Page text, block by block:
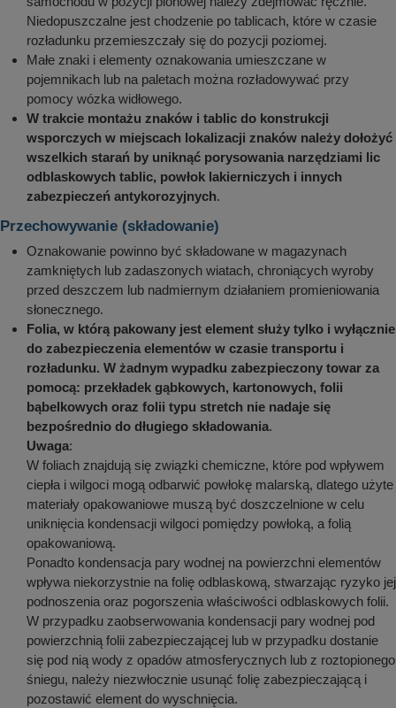
Niedopuszczalne jest chodzenie po tablicach, które w czasie
rozładunku przemieszczały się do pozycji poziomej.
Małe znaki i elementy oznakowania umieszczane w
pojemnikach lub na paletach można rozładowywać przy
pomocy wózka widłowego.
W trakcie montażu znaków i tablic do konstrukcji
wsporczych w miejscach lokalizacji znaków należy dołożyć
wszelkich starań by uniknąć porysowania narzędziami lic
odblaskowych tablic, powłok lakierniczych i innych
zabezpieczeń antykorozyjnych.
Przechowywanie (składowanie)
Oznakowanie powinno być składowane w magazynach
zamkniętych lub zadaszonych wiatach, chroniących wyroby
przed deszczem lub nadmiernym działaniem promieniowania
słonecznego.
Folia, w którą pakowany jest element służy tylko i wyłącznie
do zabezpieczenia elementów w czasie transportu i
rozładunku. W żadnym wypadku zabezpieczony towar za
pomocą: przekładek gąbkowych, kartonowych, folii
bąbelkowych oraz folii typu stretch nie nadaje się
bezpośrednio do długiego składowania.
Uwaga:
W foliach znajdują się związki chemiczne, które pod wpływem
ciepła i wilgoci mogą odbarwić powłokę malarską, dlatego użyte
materiały opakowaniowe muszą być doszczelnione w celu
uniknięcia kondensacji wilgoci pomiędzy powłoką, a folią
opakowaniową.
Ponadto kondensacja pary wodnej na powierzchni elementów
wpływa niekorzystnie na folię odblaskową, stwarzając ryzyko jej
podnoszenia oraz pogorszenia właściwości odblaskowych folii.
W przypadku zaobserwowania kondensacji pary wodnej pod
powierzchnią folii zabezpieczającej lub w przypadku dostanie
się pod nią wody z opadów atmosferycznych lub z roztopionego
śniegu, należy niezwłocznie usunąć folię zabezpieczającą i
pozostawić element do wyschnięcia.